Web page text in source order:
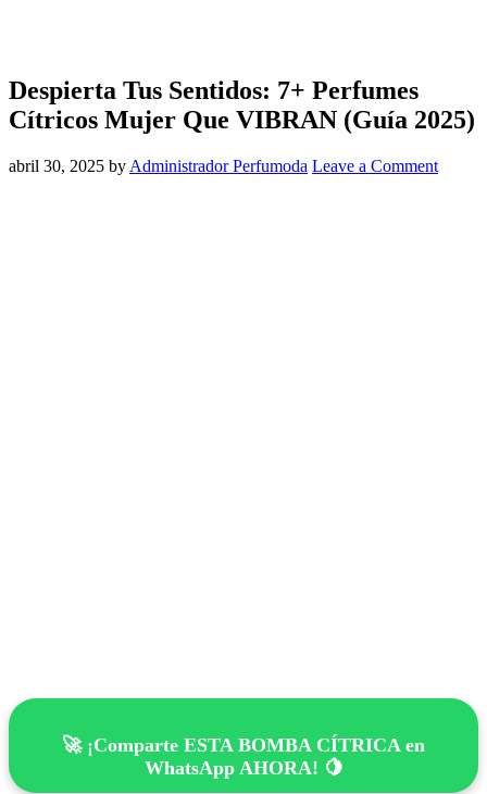
Despierta Tus Sentidos: 7+ Perfumes
Cítricos Mujer Que VIBRAN (Guía 2025)
abril 30, 2025 by Administrador Perfumoda Leave a Comment
🚀 ¡Comparte ESTA BOMBA CÍTRICA en
WhatsApp AHORA! 🍋